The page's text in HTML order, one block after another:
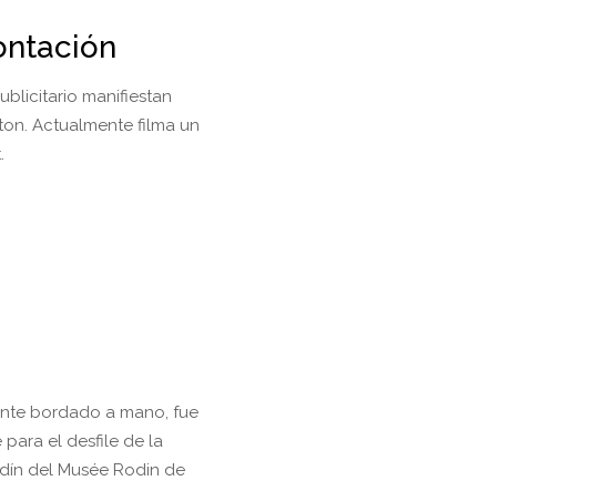
manifiestan
Actualmente filma un
bordado a mano, fue
para el desfile de la
del Musée Rodin de